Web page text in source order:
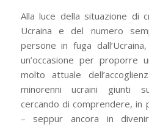
Alla luce della situazione di
Ucraina e del numero
persone in fuga
un’occasione per proporre
molto attuale
minorenni ucraini giunti
cercando di comprendere, in
– seppur ancora in